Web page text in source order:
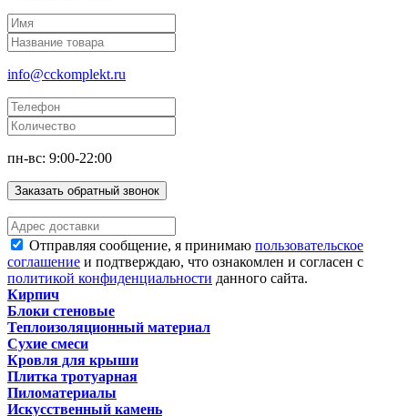
info@cckomplekt.ru
пн-вс: 9:00-22:00
Заказать обратный звонок
Отправляя сообщение, я принимаю пользовательское
соглашение и подтверждаю, что ознакомлен и согласен с
политикой конфиденциальности данного сайта.
Кирпич
Блоки стеновые
Теплоизоляционный материал
Сухие смеси
Кровля для крыши
Плитка тротуарная
Пиломатериалы
Искусственный камень